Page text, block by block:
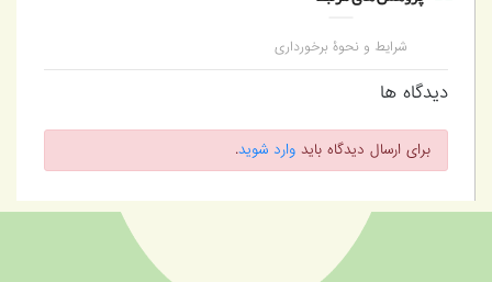
شرایط و نحوۀ برخورداری
مشمولین قانون کار از
مقرری بیمۀ بیکاری
سازمان تأمین اجتماعیدیدگاه ها
برای ارسال دیدگاه بایدوارد شوید.